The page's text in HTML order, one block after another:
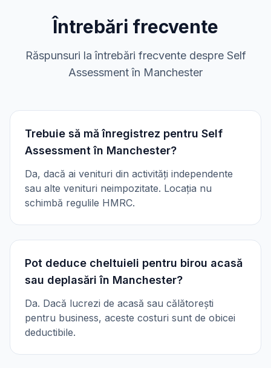
Întrebări frecvente
Răspunsuri la întrebări frecvente despre Self
Assessment în Manchester
Trebuie să mă înregistrez pentru Self
Assessment în Manchester?
Da, dacă ai venituri din activități independente
sau alte venituri neimpozitate. Locația nu
schimbă regulile HMRC.
Pot deduce cheltuieli pentru birou acasă
sau deplasări în Manchester?
Da. Dacă lucrezi de acasă sau călătorești
pentru business, aceste costuri sunt de obicei
deductibile.